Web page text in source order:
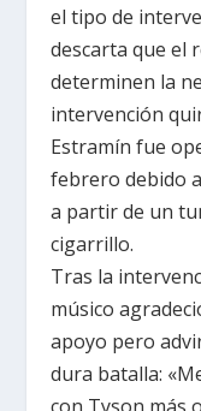
el tipo de
descarta que el
determinen la
intervención
Estramín fue
febrero debido
a partir de un
cigarrillo.
Tras la
músico
apoyo pero
dura batalla: